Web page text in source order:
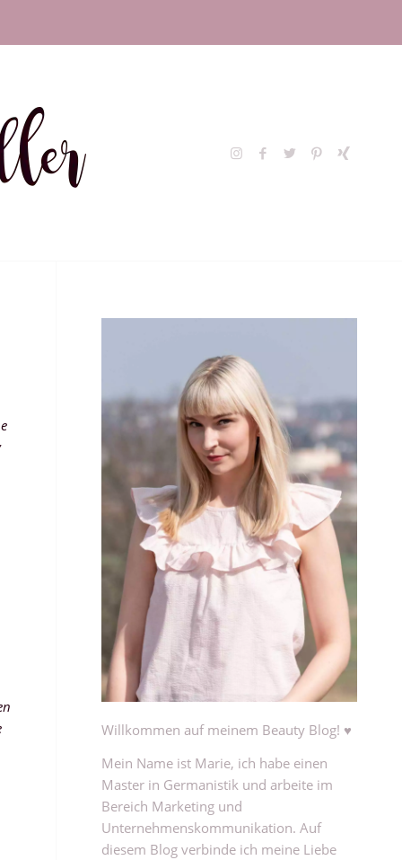
Willkommen auf meinem Beauty Blog! ♥
Mein Name ist Marie, ich habe einen
Master in Germanistik und arbeite im
Bereich Marketing und
Unternehmenskommunikation. Auf
diesem Blog verbinde ich meine Liebe